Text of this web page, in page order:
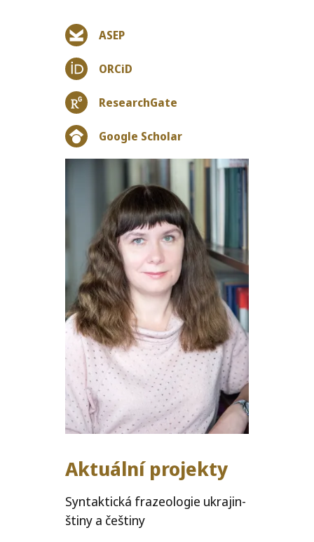
ASEP
ORCiD
ResearchGate
Google Scholar
Aktuální projekty
Syntaktická fra­ze­o­lo­gie ukra­jin­
šti­ny a češtiny